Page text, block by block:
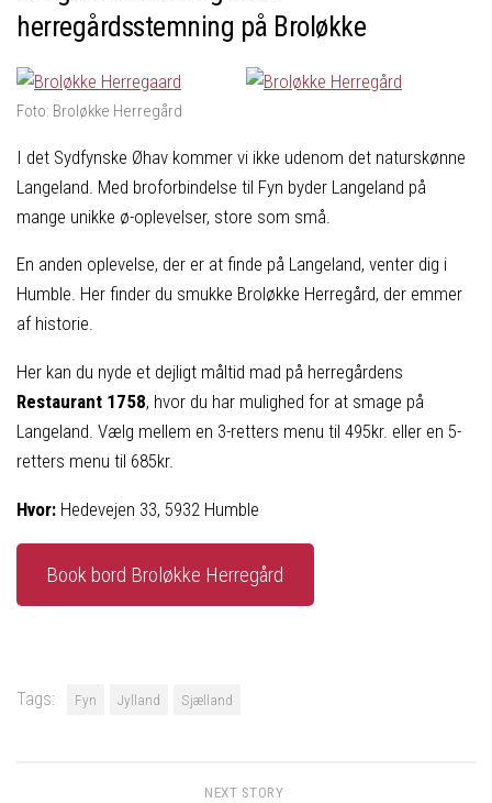
herregårdsstemning på Broløkke
Foto: Broløkke Herregård
I det Sydfynske Øhav kommer vi ikke udenom det naturskønne
Langeland. Med broforbindelse til Fyn byder Langeland på
mange unikke ø-oplevelser, store som små.
En anden oplevelse, der er at finde på Langeland, venter dig i
Humble. Her finder du smukke Broløkke Herregård, der emmer
af historie.
Her kan du nyde et dejligt måltid mad på herregårdens
Restaurant 1758, hvor du har mulighed for at smage på
Langeland. Vælg mellem en 3-retters menu til 495kr. eller en 5-
retters menu til 685kr.
Hvor: Hedevejen 33, 5932 Humble
Book bord Broløkke Herregård
Tags: Fyn Jylland Sjælland
NEXT STORY